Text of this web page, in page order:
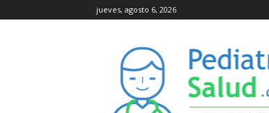
jueves, agosto 6, 2026